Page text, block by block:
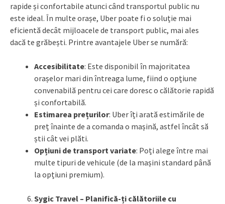
rapide și confortabile atunci când transportul public nu
este ideal. În multe orașe, Uber poate fi o soluție mai
eficientă decât mijloacele de transport public, mai ales
dacă te grăbești. Printre avantajele Uber se numără:
Accesibilitate: Este disponibil în majoritatea
orașelor mari din întreaga lume, fiind o opțiune
convenabilă pentru cei care doresc o călătorie rapidă
și confortabilă.
Estimarea prețurilor: Uber îți arată estimările de
preț înainte de a comanda o mașină, astfel încât să
știi cât vei plăti.
Opțiuni de transport variate: Poți alege între mai
multe tipuri de vehicule (de la mașini standard până
la opțiuni premium).
Sygic Travel – Planifică-ți călătoriile cu